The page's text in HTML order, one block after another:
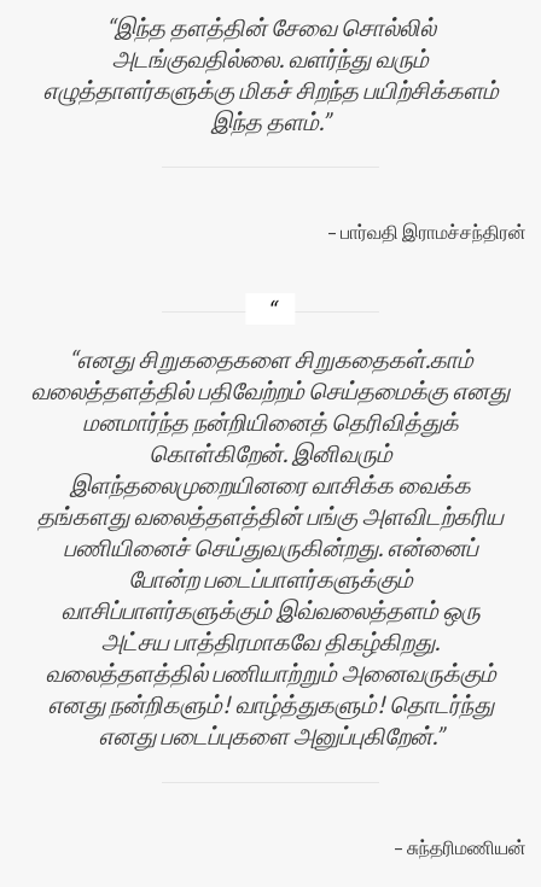
இந்த தளத்தின் சேவை சொல்லில்
அடங்குவதில்லை. வளர்ந்து வரும்
எழுத்தாளர்களுக்கு மிகச் சிறந்த பயிற்சிக்களம்
இந்த தளம்.
பார்வதி இராமச்சந்திரன்
எனது சிறுகதைகளை சிறுகதைகள்.காம்
வலைத்தளத்தில் பதிவேற்றம் செய்தமைக்கு எனது
மனமார்ந்த நன்றியினைத் தெரிவித்துக்
கொள்கிறேன். இனிவரும்
இளந்தலைமுறையினரை வாசிக்க வைக்க
தங்களது வலைத்தளத்தின் பங்கு அளவிடற்கரிய
பணியினைச் செய்துவருகின்றது. என்னைப்
போன்ற படைப்பாளர்களுக்கும்
வாசிப்பாளர்களுக்கும் இவ்வலைத்தளம் ஒரு
அட்சய பாத்திரமாகவே திகழ்கிறது.
வலைத்தளத்தில் பணியாற்றும் அனைவருக்கும்
எனது நன்றிகளும்! வாழ்த்துகளும்! தொடர்ந்து
எனது படைப்புகளை அனுப்புகிறேன்.
சுந்தரிமணியன்